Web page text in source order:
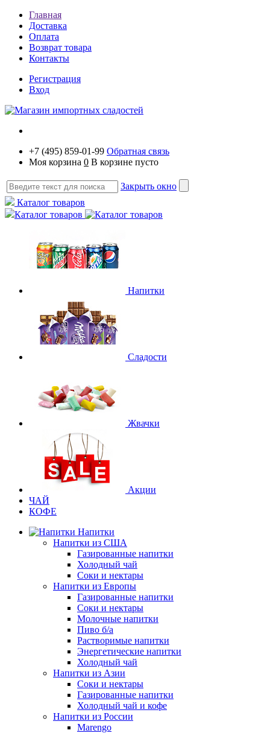
Главная
Доставка
Оплата
Возврат товара
Контакты
Регистрация
Вход
+7 (495) 859-01-99 Обратная связь
Моя корзина 0 В корзине пусто
Закрыть окно
Каталог товаров
Каталог товаров
Напитки
Сладости
Жвачки
Акции
ЧАЙ
КОФЕ
Напитки
Напитки из США
Газированные напитки
Холодный чай
Соки и нектары
Напитки из Европы
Газированные напитки
Соки и нектары
Молочные напитки
Пиво б/а
Растворимые напитки
Энергетические напитки
Холодный чай
Напитки из Азии
Соки и нектары
Газированные напитки
Холодный чай и кофе
Напитки из России
Marengo